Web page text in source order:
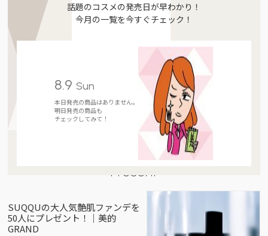
話題のコスメの発売日が早わかり！
今月の一覧を今すぐチェック！
8.9 Sun
本日発売の商品はありません。
明日発売の商品も
チェックしてみて！
Present
SUQQUの大人気艶肌ファンデを
50人にプレゼント！｜美的
GRAND